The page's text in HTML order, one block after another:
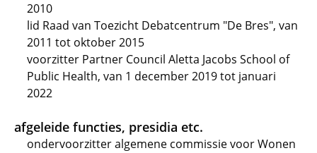
2010
lid Raad van Toezicht Debatcentrum "De Bres", van
2011 tot oktober 2015
voorzitter Partner Council Aletta Jacobs School of
Public Health, van 1 december 2019 tot januari
2022
afgeleide functies, presidia etc.
ondervoorzitter algemene commissie voor Wonen